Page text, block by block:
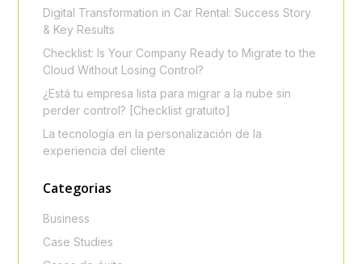
Digital Transformation in Car Rental: Success Story
& Key Results
Checklist: Is Your Company Ready to Migrate to the
Cloud Without Losing Control?
¿Está tu empresa lista para migrar a la nube sin
perder control? [Checklist gratuito]
La tecnología en la personalización de la
experiencia del cliente
Categorias
Business
Case Studies